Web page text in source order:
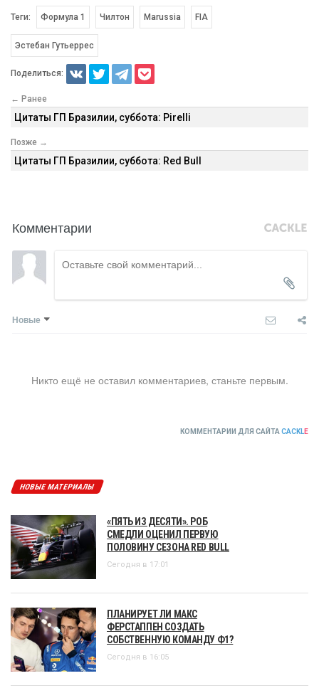
Теги: Формула 1 Чилтон Marussia FIA
Эстебан Гутьеррес
Поделиться:
← Ранее
Цитаты ГП Бразилии, суббота: Pirelli
Позже →
Цитаты ГП Бразилии, суббота: Red Bull
Комментарии
Новые
Никто ещё не оставил комментариев, станьте первым.
КОММЕНТАРИИ ДЛЯ САЙТА CACKLE
НОВЫЕ МАТЕРИАЛЫ
«ПЯТЬ ИЗ ДЕСЯТИ». РОБ
СМЕДЛИ ОЦЕНИЛ ПЕРВУЮ
ПОЛОВИНУ СЕЗОНА RED BULL
Сегодня в 17:01
ПЛАНИРУЕТ ЛИ МАКС
ФЕРСТАППЕН СОЗДАТЬ
СОБСТВЕННУЮ КОМАНДУ Ф1?
Сегодня в 16:05